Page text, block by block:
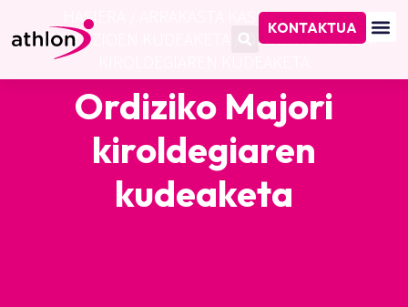
KONTAKTUA
HASIERA ARRAKASTA KASUAK/KIROL
INSTALAZIOEN KUDEAKETA
/ORDIZIKO MAJORI
Ordiziko Majori
kiroldegiaren
kudeaketa